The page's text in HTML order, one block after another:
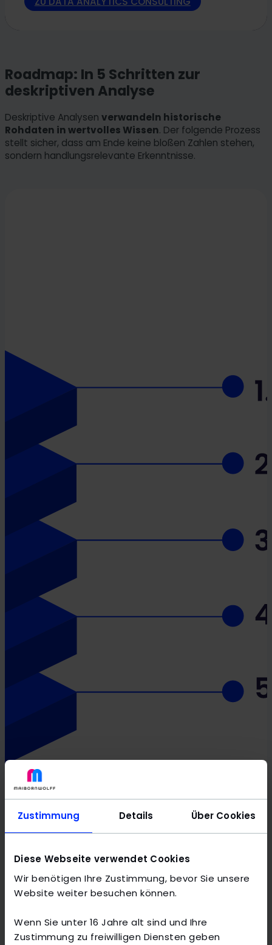
Zustimmung Details Über Cookies
Diese Webseite verwendet Cookies
Wir benötigen Ihre Zustimmung, bevor Sie unsere
Website weiter besuchen können.
Wenn Sie unter 16 Jahre alt sind und Ihre
Zustimmung zu freiwilligen Diensten geben
Roadmap: In 5 Schritten zur
deskriptiven Analyse
Deskriptive Analysen verwandeln historische
Rohdaten in wertvolles Wissen. Der folgende Prozess
stellt sicher, dass am Ende keine bloßen Zahlen stehen,
sondern handlungsrelevante Erkenntnisse.